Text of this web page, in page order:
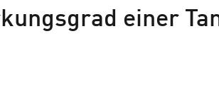
einer